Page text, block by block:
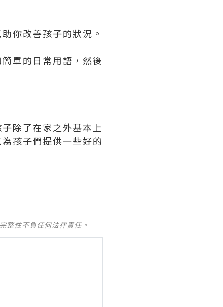
你改善孩子的狀況。
單的日常用語，然後
除了在家之外基本上
孩子們提供一些好的
整性不負任何法律責任。